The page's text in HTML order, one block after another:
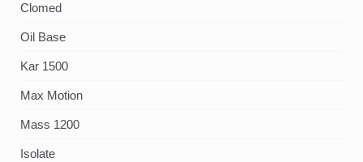
Clomed
Oil Base
Kar 1500
Max Motion
Mass 1200
Isolate